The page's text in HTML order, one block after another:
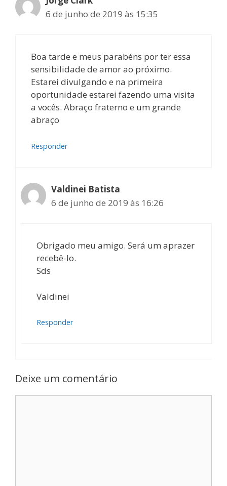
6 de junho de 2019 às 15:35
Boa tarde e meus parabéns por ter essa
sensibilidade de amor ao próximo.
Estarei divulgando e na primeira
oportunidade estarei fazendo uma visita
a vocês. Abraço fraterno e um grande
abraço
Responder
Valdinei Batista
6 de junho de 2019 às 16:26
Obrigado meu amigo. Será um aprazer
recebê-lo.
Sds
Valdinei
Responder
Deixe um comentário